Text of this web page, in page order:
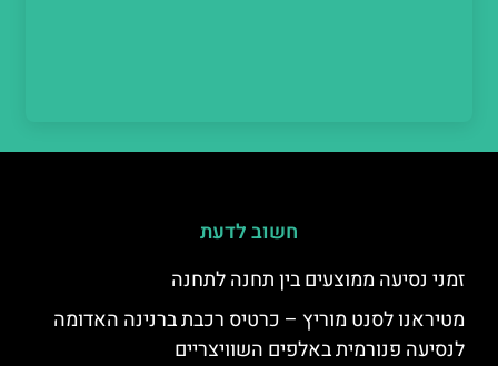
חשוב לדעת
זמני נסיעה ממוצעים בין תחנה לתחנה
מטיראנו לסנט מוריץ – כרטיס רכבת ברנינה האדומה
לנסיעה פנורמית באלפים השוויצריים